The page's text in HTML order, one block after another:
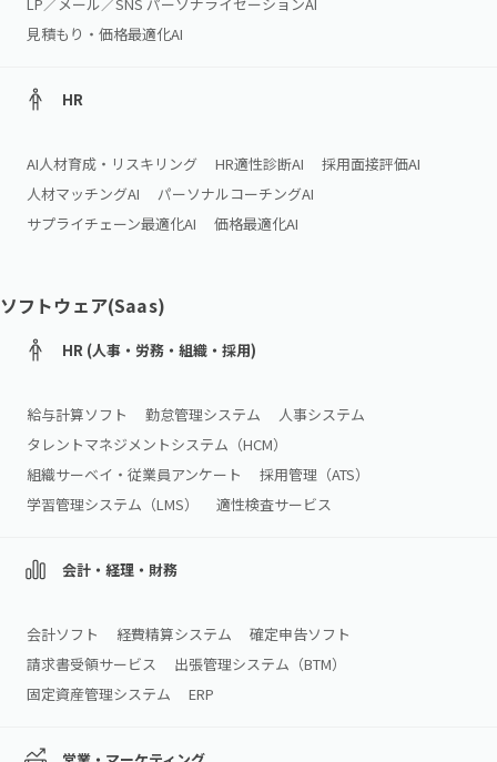
見積もり・価格最適化AI
HR
AI人材育成・リスキリング HR適性診断AI
採用面接評価AI
人材マッチングAI
パーソナルコーチングAI
サプライチェーン最適化AI
価格最適化AI
ソフトウェア(Saas)
HR (人事・労務・組織・採用)
給与計算ソフト 勤怠管理システム
人事システム
タレントマネジメントシステム（HCM）
組織サーベイ・従業員アンケート
採用管理（ATS）
学習管理システム（LMS）
適性検査サービス
会計・経理・財務
会計ソフト 経費精算システム
確定申告ソフト
請求書受領サービス
出張管理システム（BTM）
固定資産管理システム
ERP